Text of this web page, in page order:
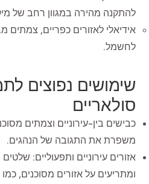
להתקנה מהירה במגוון רחב של
אידיאלי לאזורים כפריים, צמתים
לחשמל.
שימושים נפוצים
סולאריים
כבישים בין-עירוניים וצמתים
משפרת את התגובה של הנהגים.
אזורים עירוניים ותפעוליים:
ומתריעים על אזורים מסוכנים,